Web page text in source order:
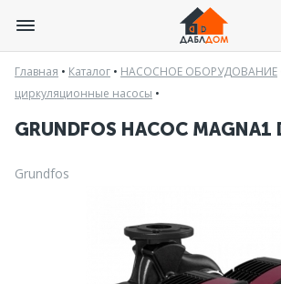
Главная • Каталог • НАСОСНОЕ ОБОРУДОВАНИЕ
циркуляционные насосы •
GRUNDFOS НАСОС MAGNA1
Grundfos